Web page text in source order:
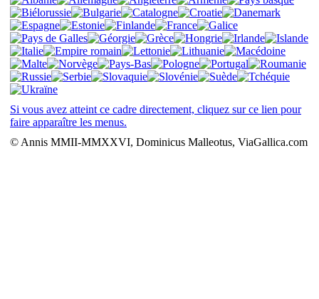
Si vous avez atteint ce cadre directement, cliquez sur ce lien pour
faire apparaître les menus.
© Annis MMII-MMXXVI, Dominicus Malleotus, ViaGallica.com